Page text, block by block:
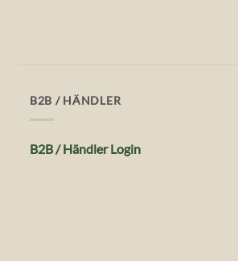
B2B / HÄNDLER
B2B / Händler Login